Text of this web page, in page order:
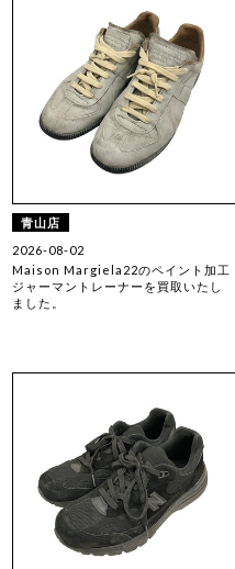
青山店
2026-08-02
Maison Margiela22のペイント加工
ジャーマントレーナーを買取いたし
ました。